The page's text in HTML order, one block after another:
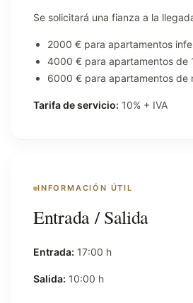
Se solicitará una fianza a la
2000 € para apartamentos
4000 € para apartamentos de
6000 € para apartamentos de
Tarifa de servicio: 10% + IVA
INFORMACIÓN ÚTIL
Entrada / Salida
Entrada: 17:00 h
Salida: 10:00 h